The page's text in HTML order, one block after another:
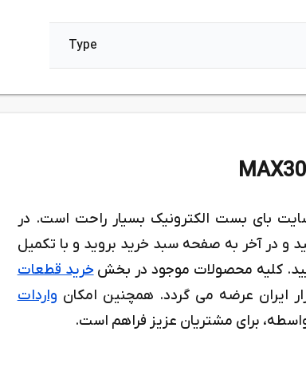
Type
بای بست الکترونیک بسیار راحت است. در
در آخر به صفحه سبد خرید بروید و با تکمیل
کلیه محصولات موجود در بخشخرید قطعات
ایران عرضه می گردد. همچنین امکان واردات
برای مشتریان عزیز فراهم است.